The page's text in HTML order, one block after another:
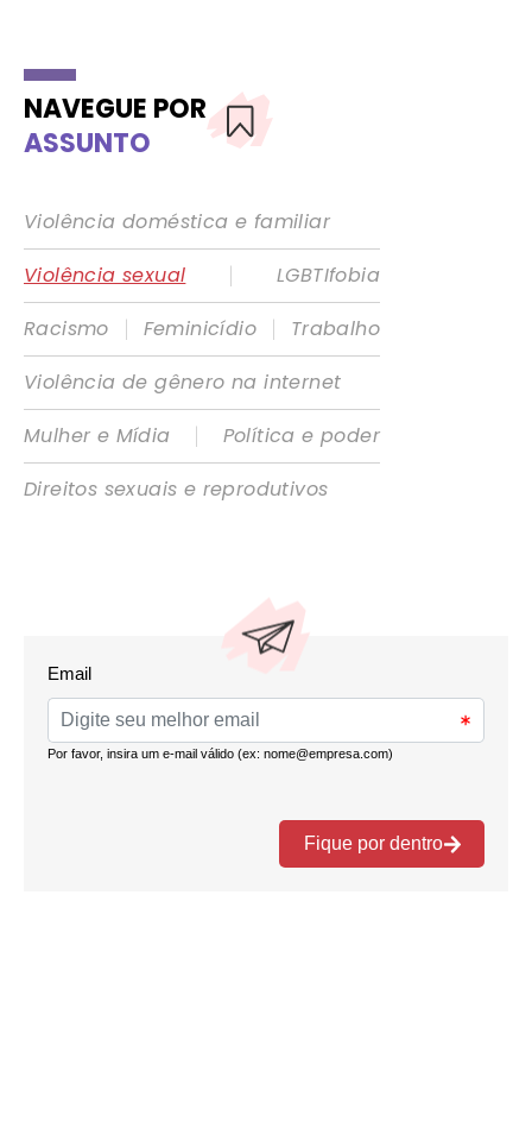
NAVEGUE POR
ASSUNTO
Violência doméstica e familiar
Violência sexual
|
LGBTIfobia
Racismo
| Feminicídio |
Trabalho
Violência de gênero na internet
Mulher e Mídia
|
Política e poder
Direitos sexuais e reprodutivos